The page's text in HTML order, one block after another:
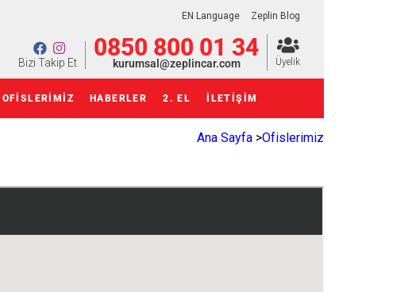
EN Language Zeplin Blog
Bizi Takip Et
0850 800 01 34
kurumsal@zeplincar.com Üyelik
OFISLERIMIZ HABERLER 2. EL İLETİŞİM
Ana Sayfa >Ofislerimiz